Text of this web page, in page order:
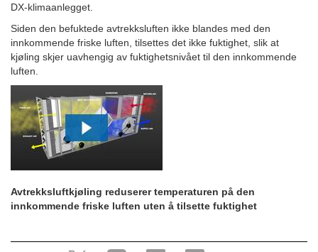
DX-klimaanlegget.
Siden den befuktede avtrekksluften ikke blandes med den
innkommende friske luften, tilsettes det ikke fuktighet, slik at
kjøling skjer uavhengig av fuktighetsnivået til den innkommende
luften.
Avtrekksluftkjøling reduserer temperaturen på den
innkommende friske luften uten å tilsette fuktighet